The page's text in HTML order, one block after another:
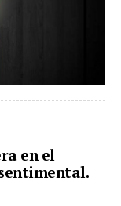
en el